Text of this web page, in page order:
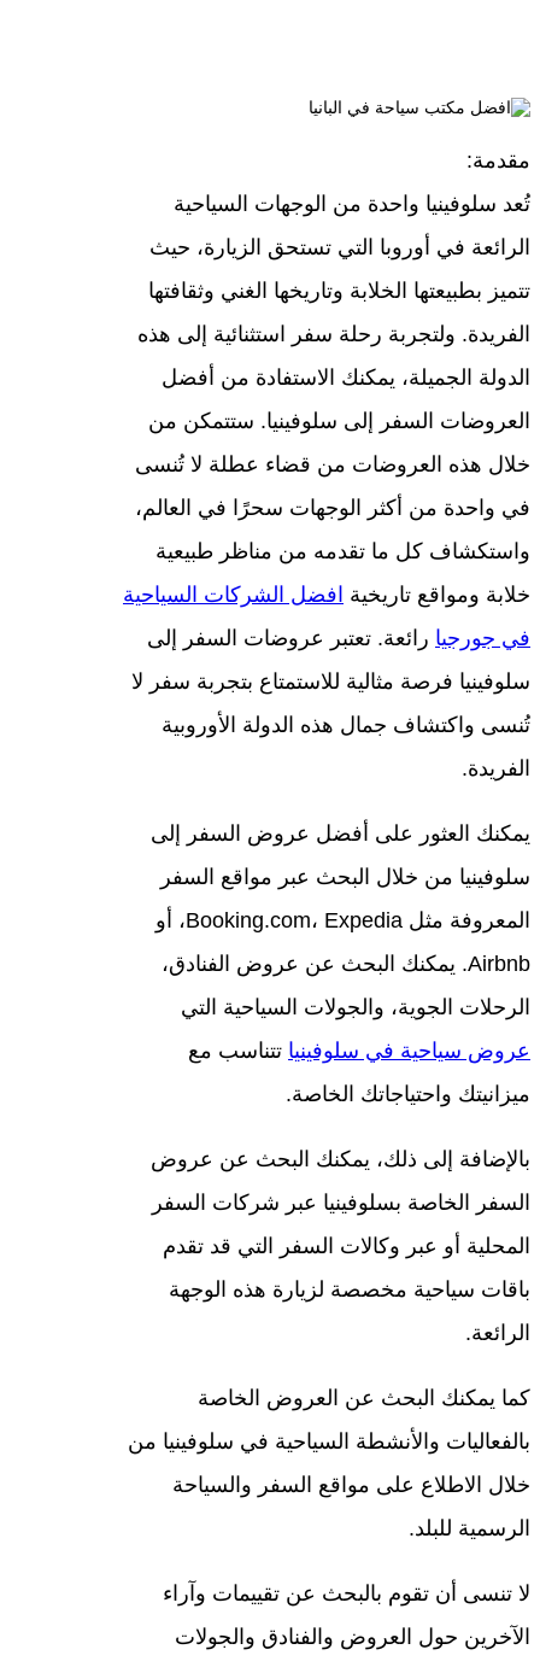
مقدمة:
تُعد سلوفينيا واحدة من الوجهات السياحية
الرائعة في أوروبا التي تستحق الزيارة، حيث
تتميز بطبيعتها الخلابة وتاريخها الغني وثقافتها
الفريدة. ولتجربة رحلة سفر استثنائية إلى هذه
الدولة الجميلة، يمكنك الاستفادة من أفضل
العروضات السفر إلى سلوفينيا. ستتمكن من
خلال هذه العروضات من قضاء عطلة لا تُنسى
في واحدة من أكثر الوجهات سحرًا في العالم،
واستكشاف كل ما تقدمه من مناظر طبيعية
خلابة ومواقع تاريخية افضل الشركات السياحية
في جورجيا رائعة. تعتبر عروضات السفر إلى
سلوفينيا فرصة مثالية للاستمتاع بتجربة سفر لا
تُنسى واكتشاف جمال هذه الدولة الأوروبية
الفريدة.
يمكنك العثور على أفضل عروض السفر إلى
سلوفينيا من خلال البحث عبر مواقع السفر
المعروفة مثل Booking.com، Expedia، أو
Airbnb. يمكنك البحث عن عروض الفنادق،
الرحلات الجوية، والجولات السياحية التي
عروض سياحية في سلوفينيا تتناسب مع
ميزانيتك واحتياجاتك الخاصة.
بالإضافة إلى ذلك، يمكنك البحث عن عروض
السفر الخاصة بسلوفينيا عبر شركات السفر
المحلية أو عبر وكالات السفر التي قد تقدم
باقات سياحية مخصصة لزيارة هذه الوجهة
الرائعة.
كما يمكنك البحث عن العروض الخاصة
بالفعاليات والأنشطة السياحية في سلوفينيا من
خلال الاطلاع على مواقع السفر والسياحة
الرسمية للبلد.
لا تنسى أن تقوم بالبحث عن تقييمات وآراء
الآخرين حول العروض والفنادق والجولات